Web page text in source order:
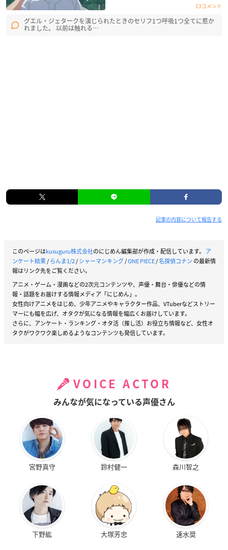
13コメント
グエル・ジェタークを演じられたときのセリフ1つ呼吸1つ全てに惹か
れました。 以前は触れる…
記事の内容について報告する
このページはkusuguru株式会社のにじめん編集部が作成・配信しています。 ア
ンケート結果/ らんま1/2/シャーマンキング/ONE PIECE/名探偵コナン の最新情
報はリンク先をご覧ください。
アニメ・ゲーム・漫画などの2次元コンテンツや、声優・舞台・俳優などの情
報・話題をお届けする情報メディア「にじめん」。
女性向けアニメをはじめ、少年アニメやキャラクター作品、VTuberなどストリー
マーにも幅を広げ、オタクが気になる情報を幅広くお届けしています。
さらに、アンケート・ランキング・オタ活（推し活）お役立ち情報など、女性オ
タクがワクワク楽しめるようなコンテンツも発信しています。
VOICE ACTOR
みんなが気になっている声優さん
宮野真守 鈴村健一 森川智之
下野紘 大塚芳忠 速水奨